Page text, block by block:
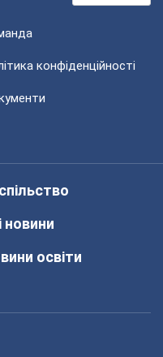
конфіденційності
новини
освіти